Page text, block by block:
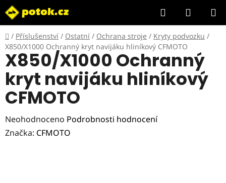
Přejít
na
obsah
Hledat
KOŠÍK
Domů
/ Příslušenství / Ostatní / Ochrana stroje / Kryty podvozku /
X850/X1000 Ochranný kryt navijáku hliníkový CFMOTO
X850/X1000 Ochranný
kryt navijáku hliníkový
CFMOTO
Průměrné
hodnocení
Neohodnoceno Podrobnosti hodnocení
Značka: CFMOTO